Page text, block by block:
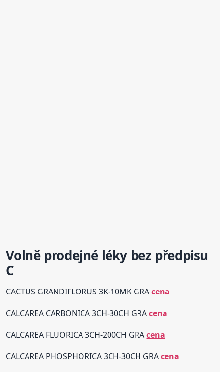
Volně prodejné léky bez předpisu
C
CACTUS GRANDIFLORUS 3K-10MK GRAcena
CALCAREA CARBONICA 3CH-30CH GRAcena
CALCAREA FLUORICA 3CH-200CH GRAcena
CALCAREA PHOSPHORICA 3CH-30CH GRAcena